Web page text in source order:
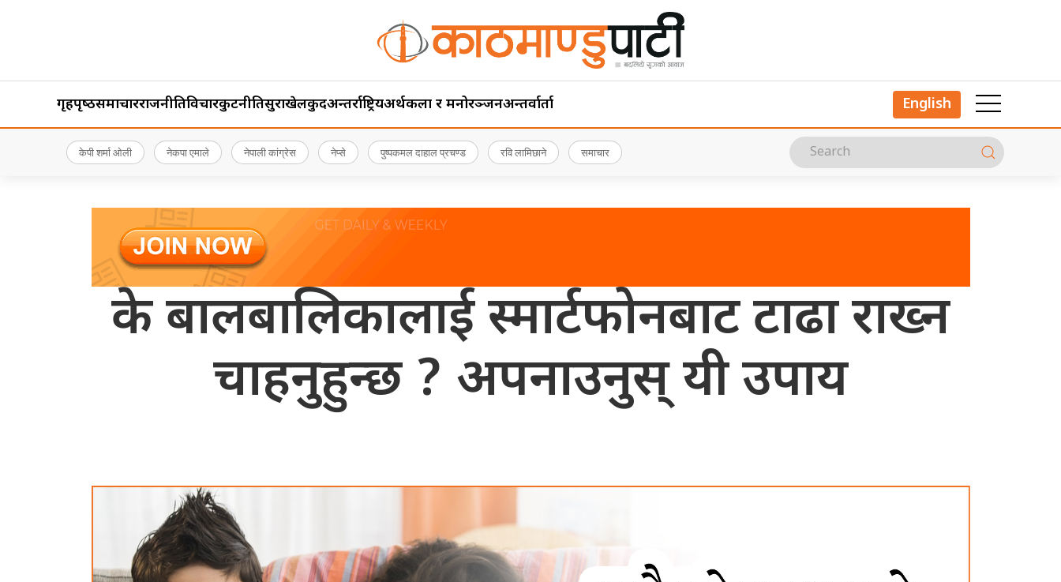
गृहपृष्‍ठसमाचारराजनीतिविचारकुटनीतिसुरक्षाखेलकुदअन्तर्राष्ट्रियअर्थकला र मनोरञ्जनअन्तर्वार्ता English
केपी शर्मा ओली नेकपा एमाले नेपाली कांग्रेस नेप्से पुष्पकमल दाहाल प्रचण्ड रवि लामिछाने समाचार
के बालबालिकालाई स्मार्टफोनबाट टाढा राख्न
चाहनुहुन्छ ? अपनाउनुस् यी उपाय